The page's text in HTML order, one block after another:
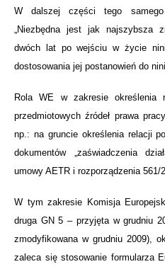
W dalszej części tego
„Niezbędna jest jak najszybsza
dwóch lat po wejściu w życie
dostosowania jej postanowień do
Rola WE w zakresie określenia
przedmiotowych źródeł prawa
np.: na gruncie określenia relacji
dokumentów „zaświadczenia
umowy AETR i rozporządzenia 561/
W tym zakresie Komisja
druga GN 5 – przyjęta w grudniu
zmodyfikowana w grudniu 2009),
zaleca się stosowanie formularza